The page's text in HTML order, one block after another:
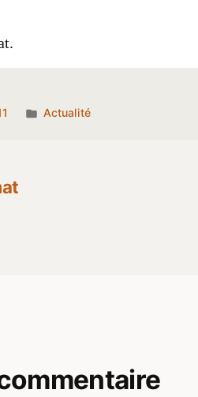
Publié
Actualité
Article
: